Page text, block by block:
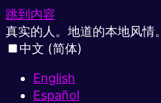
跳到内容
真实的人。地道的本地风情。
中文 (简体)
English
Español